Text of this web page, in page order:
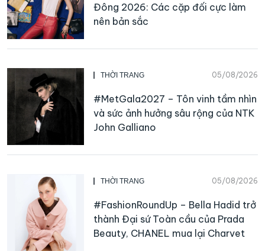
Đông 2026: Các cặp đối cực làm
nên bản sắc
THỜI TRANG 05/08/2026
#MetGala2027 – Tôn vinh tầm nhìn
và sức ảnh hưởng sâu rộng của NTK
John Galliano
THỜI TRANG 05/08/2026
#FashionRoundUp – Bella Hadid trở
thành Đại sứ Toàn cầu của Prada
Beauty, CHANEL mua lại Charvet